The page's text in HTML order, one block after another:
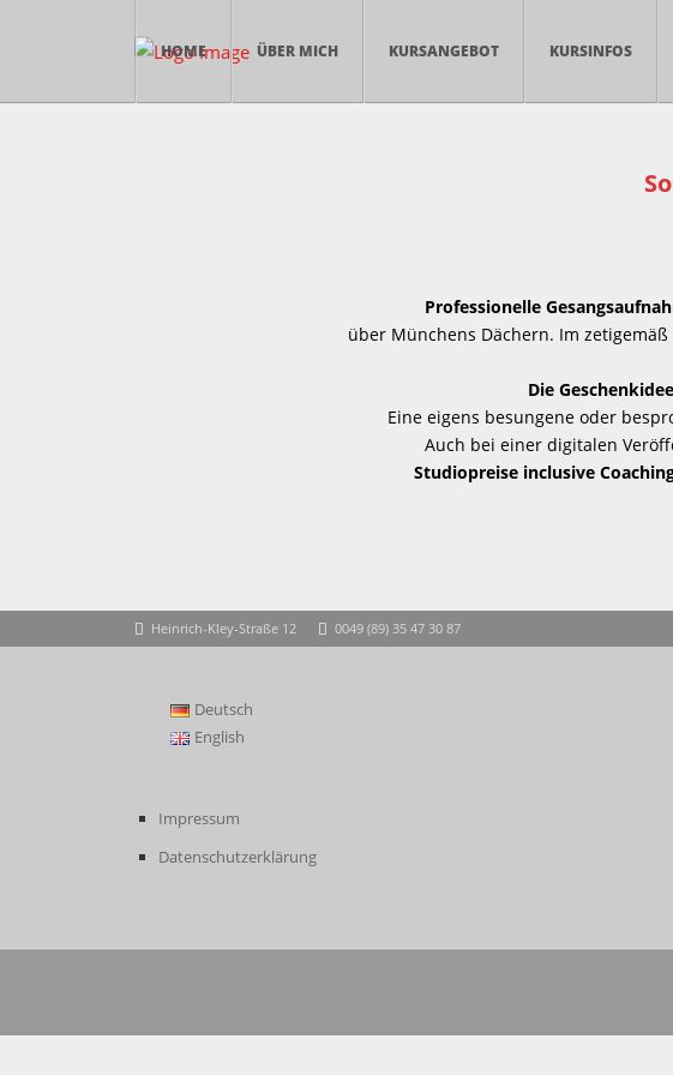
HOME ÜBER MICH KURSANGEBOT KURSINFOS
Professionelle
über Münchens Dächern. Im
Die
Eine eigens besungene oder
Auch bei einer digitalen
Studiopreise inclusive
Heinrich-Kley-Straße 12 0049 (89) 35 47 30 87
Deutsch
English
Impressum
Datenschutzerklärung